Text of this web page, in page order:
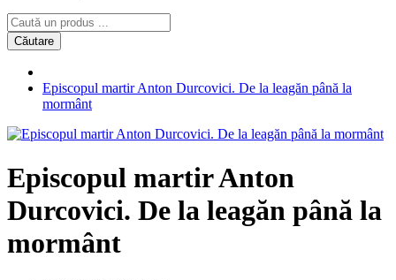
Căutare
Episcopul martir Anton Durcovici. De la leagăn până la
mormânt
Episcopul martir Anton
Durcovici. De la leagăn până la
mormânt